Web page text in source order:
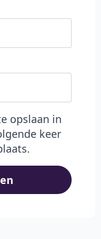
opslaan in
keer